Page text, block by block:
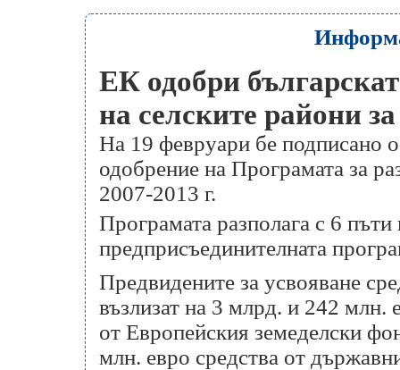
ЕК одобри
на селските райони
На 19 февруари бе подписано
одобрение на Програмата за
2007-2013 г.
Програмата разполага с 6
предприсъединителната
Предвидените за усвояване
възлизат на 3 млрд. и 242
от Европейския земеделски
млн. евро средства от